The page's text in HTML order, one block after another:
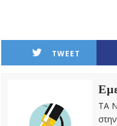
TWEET
ΤΑ